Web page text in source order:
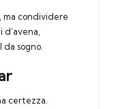
ma condividere
sogno.
certezza.